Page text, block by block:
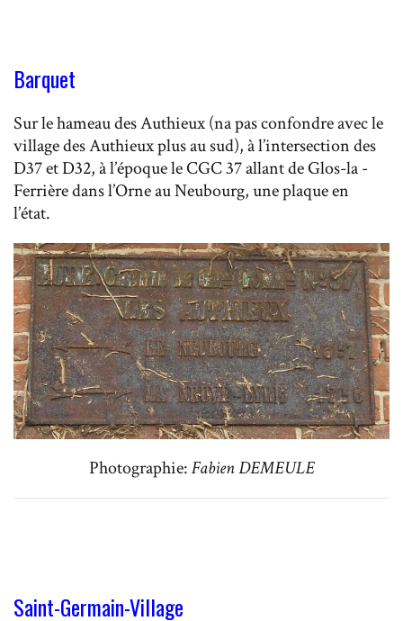
Barquet
Sur le hameau des Authieux (na pas confondre avec le
village des Authieux plus au sud), à l’intersection des
D37 et D32, à l’époque le CGC 37 allant de Glos-la -
Ferrière dans l’Orne au Neubourg, une plaque en
l’état.
Photographie:Fabien DEMEULE
Saint-Germain-Village